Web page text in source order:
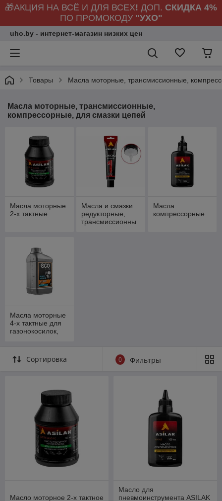
🎁АКЦИЯ НА ВСЁ И ДЛЯ ВСЕХ! ДОП. СКИДКА 4%
ПО ПРОМОКОДУ "УХО"
uho.by - интернет-магазин низких цен
Товары Масла моторные, трансмиссионные,
Масла моторные, трансмиссионные,
компрессорные, для смазки цепей
Масла моторные
2-х тактные
Масла и смазки
редукторные,
трансмиссионны
Масла
компрессорные
Масла моторные
4-х тактные для
газонокосилок,
Сортировка 0 Фильтры
Масло моторное 2-х тактное
Масло для
пневмоинструмента ASILAK